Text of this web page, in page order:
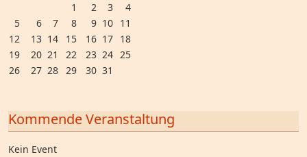
1
2 3
4
5
6 7 8 9 10 11
12
13 14 15 16 17 18
19
20 21 22 23 24 25
26
27 28 29 30 31
Kommende Veranstaltung
Kein Event